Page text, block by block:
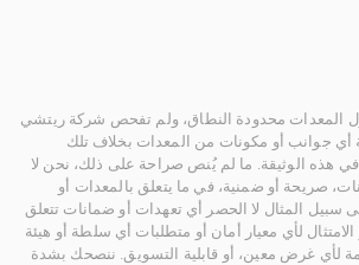
المعدات محدودة النطاق، ولم تفحص شركة ريتشي
أي جوانب أو مكونات من المعدات بخلاف تلك
هذه الوثيقة. ما لم يُنص صراحة على ذلك، نحن لا
صريحة أو ضمنية، في ما يتعلق بالمعدات أو
سبيل المثال لا الحصر أي تعهدات أو ضمانات تتعلق
لأي معيار أمان أو متطلبات أي سلطة أو هيئة
لأي غرض معين، أو قابلية التسويق. ننصحك بشدة